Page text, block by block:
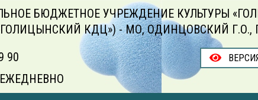
БЮДЖЕТНОЕ УЧРЕЖДЕНИЕ КУЛЬТУРЫ
КДЦ») - МО, ОДИНЦОВСКИЙ Г.О.,
90
ЕЖЕДНЕВНО